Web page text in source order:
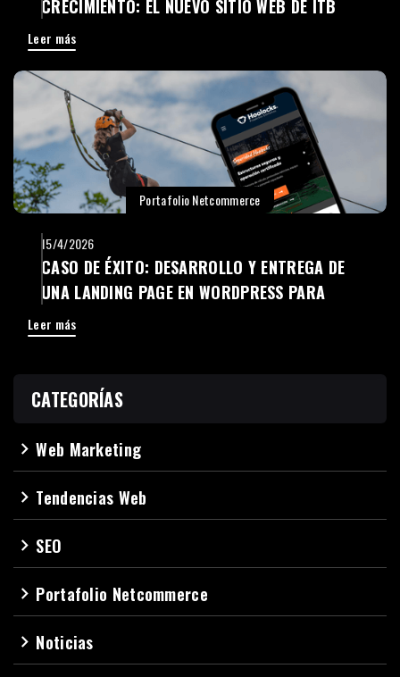
CRECIMIENTO: EL NUEVO SITIO WEB DE ITB
AMERICAS
Leer más
Portafolio Netcommerce
15/4/2026
CASO DE ÉXITO: DESARROLLO Y ENTREGA DE
UNA LANDING PAGE EN WORDPRESS PARA
HOOLOCKS
Leer más
CATEGORÍAS
navigate_nextWeb Marketing
navigate_next Tendencias Web
navigate_next SEO
navigate_next Portafolio Netcommerce
navigate_next Noticias